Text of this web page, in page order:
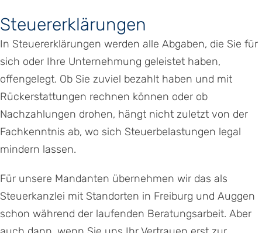
Steuererklärungen
In Steuererklärungen werden alle Abgaben, die Sie für
sich oder Ihre Unternehmung geleistet haben,
offengelegt. Ob Sie zuviel bezahlt haben und mit
Rückerstattungen rechnen können oder ob
Nachzahlungen drohen, hängt nicht zuletzt von der
Fachkenntnis ab, wo sich Steuerbelastungen legal
mindern lassen.
Für unsere Mandanten übernehmen wir das als
Steuerkanzlei mit Standorten in Freiburg und Auggen
schon während der laufenden Beratungsarbeit. Aber